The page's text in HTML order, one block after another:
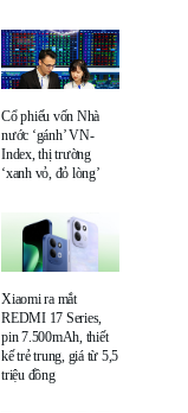
Cổ phiếu vốn Nhà
nước ‘gánh’ VN-
Index, thị trường
‘xanh vỏ, đỏ lòng’
Xiaomi ra mắt
REDMI 17 Series,
pin 7.500mAh, thiết
kế trẻ trung, giá từ 5,5
triệu đồng